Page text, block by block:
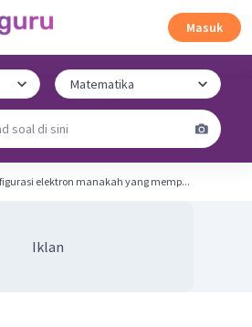
Masuk
elektron manakah yang memp...
Iklan